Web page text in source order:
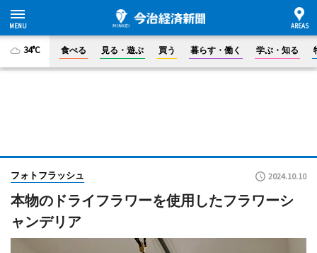
34°C 食べる 見る・遊ぶ 買う 暮らす・働く 学ぶ・知る
フォトフラッシュ 2024.10.10
本物のドライフラワーを使用したフラワーシ
ャンデリア